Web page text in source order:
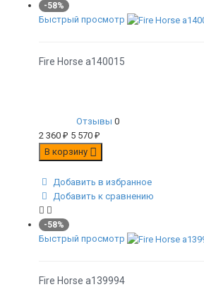
-58%
Быстрый просмотр
Fire Horse а140015
Отзывы 0
2 360 ₽ 5 570 ₽
В корзину
Добавить в избранное
Добавить к сравнению
-58%
Быстрый просмотр
Fire Horse а139994